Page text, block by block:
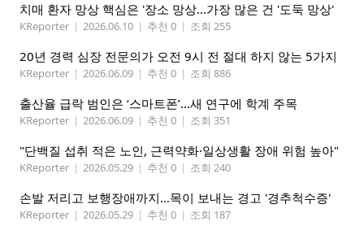
치매 환자 망상 핵심은 '장소 망상…가장 많은 건 '도둑 망상'
KReporter | 2026.06.10 | 추천 0 | 조회 255
20년 경력 심장 전문의가 오전 9시 전 절대 하지 않는 5가지
KReporter | 2026.06.09 | 추천 0 | 조회 886
출산율 급락 범인은 ‘스마트폰’…새 연구에 학계 주목
KReporter | 2026.06.09 | 추천 0 | 조회 351
"단백질 섭취 적은 노인, 근력약화·일상생활 장애 위험 높아"
KReporter | 2026.05.29 | 추천 0 | 조회 240
손발 저리고 보행장애까지…목이 보내는 경고 '경추척수증'
KReporter | 2026.05.29 | 추천 0 | 조회 187